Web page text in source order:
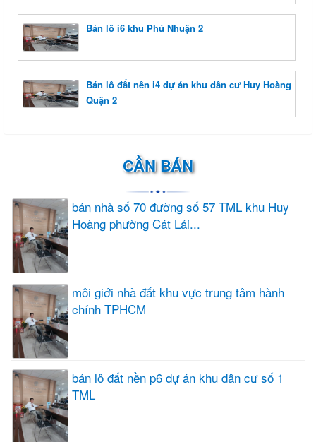
Bán lô i6 khu Phú Nhuận 2
Bán lô đất nền i4 dự án khu dân cư Huy Hoàng
Quận 2
CẦN BÁN
bán nhà số 70 đường số 57 TML khu Huy
Hoàng phường Cát Lái...
môi giới nhà đất khu vực trung tâm hành
chính TPHCM
bán lô đất nền p6 dự án khu dân cư số 1
TML